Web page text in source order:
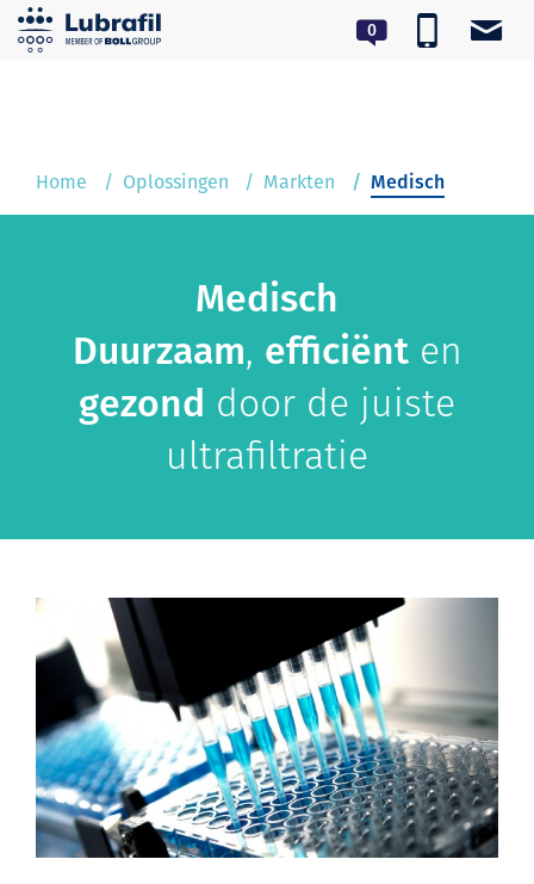
lubrafil@lubrafil.nl
Service & Onderhoud
Home Oplossingen Markten Medisch
Medisch
Duurzaam, efficiënten
gezond door de juiste
ultrafiltratie